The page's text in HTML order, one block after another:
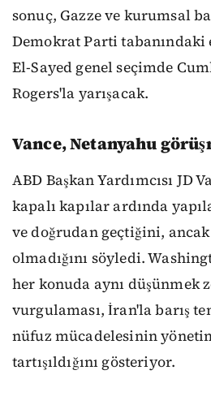
sonuç, Gazze ve kurumsal
Demokrat Parti
El-Sayed genel seçimde
Rogers'la yarışacak.
Vance, Netanyahu
ABD Başkan Yardımcısı JD
kapalı kapılar ardında
ve doğrudan geçtiğini,
olmadığını söyledi.
her konuda aynı düşünmek
vurgulaması, İran'la barış
nüfuz mücadelesinin
tartışıldığını gösteriyor.